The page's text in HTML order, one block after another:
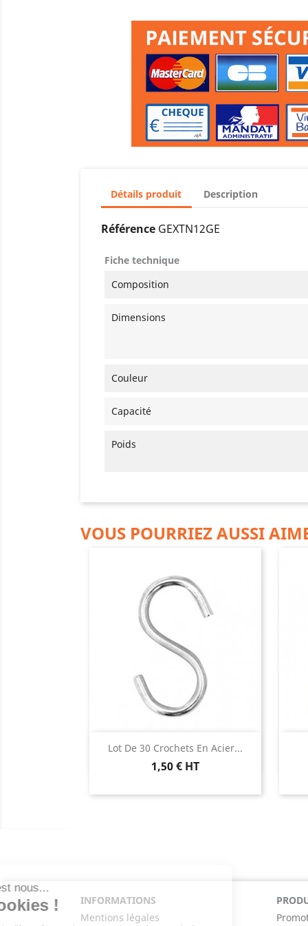
Détails produit Description
Référence GEXTN12GE
Fiche technique
Composition
Dimensions
Couleur
Capacité
Poids
VOUS POURRIEZ AUSSI
Lot De 30 Crochets En Acier...
1,50 € HT
Aperçu rapide
INFORMATIONS
Mentions légales